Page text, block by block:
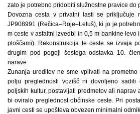
zato je potrebno pridobiti služnostne pravice do
Dovozna cesta v privatni lasti se priključuje
JP908991 (Rečica–Roje–Letuš), ki jo je
m ceste v asfaltni izvedbi in 0,5 m bankine levo
ploščami). Rekonstrukcija te ceste se izvaja
drugim pod pogoji šestega odstavka 10.
narave.
Zunanja ureditev ne sme vplivati na
polju preglednosti vozišč ni dovoljeno saditi
poljskih kultur, postavljati predmetov ali naprav
bi oviralo preglednost občinske ceste. Pri
javni cesti se upošteva obvezen minimalni